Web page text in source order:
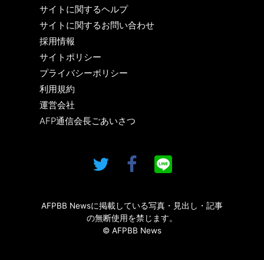
サイトに関するヘルプ
サイトに関するお問い合わせ
採用情報
サイトポリシー
プライバシーポリシー
利用規約
運営会社
AFP通信会長ごあいさつ
AFPBB Newsに掲載している写真・見出し・記事
の無断使用を禁じます。
© AFPBB News